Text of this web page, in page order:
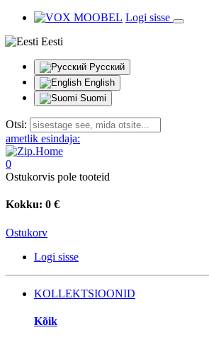
Logi sisse
Eesti
Русский
English
Suomi
Otsi:
ametlik esindaja:
0
Ostukorvis pole tooteid
Kokku: 0 €
Ostukorv
Logi sisse
KOLLEKTSIOONID
Kõik